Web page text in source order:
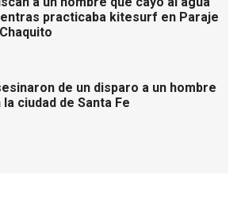
practicaba kitesurf en Paraje
de un disparo a un hombre
la ciudad de Santa Fe